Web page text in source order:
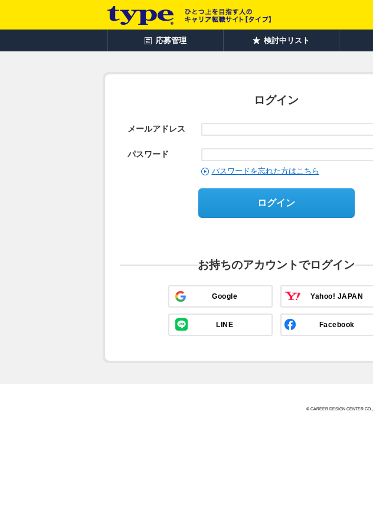
応募管理 検討中リスト
ログイン
メールアドレス
パスワード
パスワードを忘れた方はこちら
ログイン
お持ちのアカウントでログイン
Google Yahoo! JAPAN
LINE Facebook
© CAREER DESIGN CENTER